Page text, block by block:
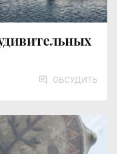
ОБСУДИТЬ